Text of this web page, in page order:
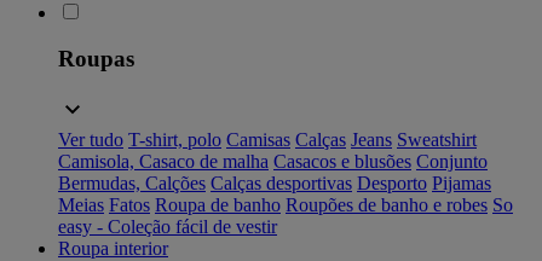
Roupas
Ver tudo T-shirt, polo Camisas Calças Jeans Sweatshirt
Camisola, Casaco de malha Casacos e blusões Conjunto
Bermudas, Calções Calças desportivas Desporto Pijamas
Meias Fatos Roupa de banho Roupões de banho e robes So
easy - Coleção fácil de vestir
Roupa interior